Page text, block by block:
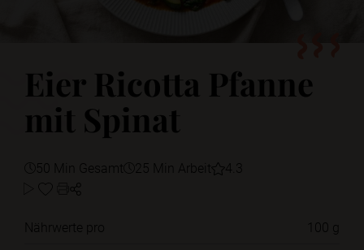
Eier Ricotta Pfanne
mit Spinat
50 Min Gesamt 25 Min Arbeit 4.3
Nährwerte pro
100 g